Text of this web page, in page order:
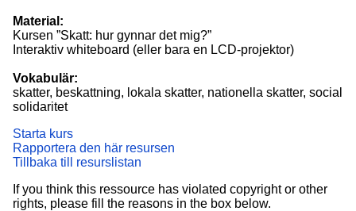
Material:
Kursen ”Skatt: hur gynnar det mig?”
Interaktiv whiteboard (eller bara en LCD-projektor)
Vokabulär:
skatter, beskattning, lokala skatter, nationella skatter, social
solidaritet
Starta kurs
Rapportera den här resursen
Tillbaka till resurslistan
If you think this ressource has violated copyright or other
rights, please fill the reasons in the box below.